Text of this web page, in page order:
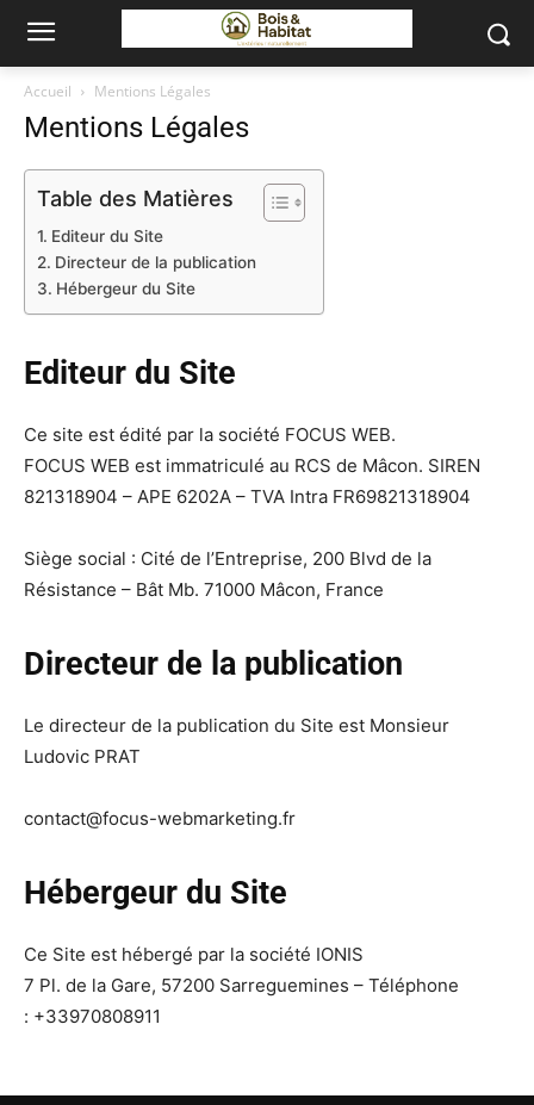
Accueil Mentions Légales
Mentions Légales
Table des Matières
Editeur du Site
Directeur de la publication
Hébergeur du Site
Editeur du Site
Ce site est édité par la société FOCUS WEB.
FOCUS WEB est immatriculé au RCS de Mâcon. SIREN
821318904 – APE 6202A – TVA Intra FR69821318904
Siège social : Cité de l’Entreprise, 200 Blvd de la
Résistance – Bât Mb. 71000 Mâcon, France
Directeur de la publication
Le directeur de la publication du Site est Monsieur
Ludovic PRAT
contact@focus-webmarketing.fr
Hébergeur du Site
Ce Site est hébergé par la société IONIS
7 Pl. de la Gare, 57200 Sarreguemines – Téléphone
: +33970808911